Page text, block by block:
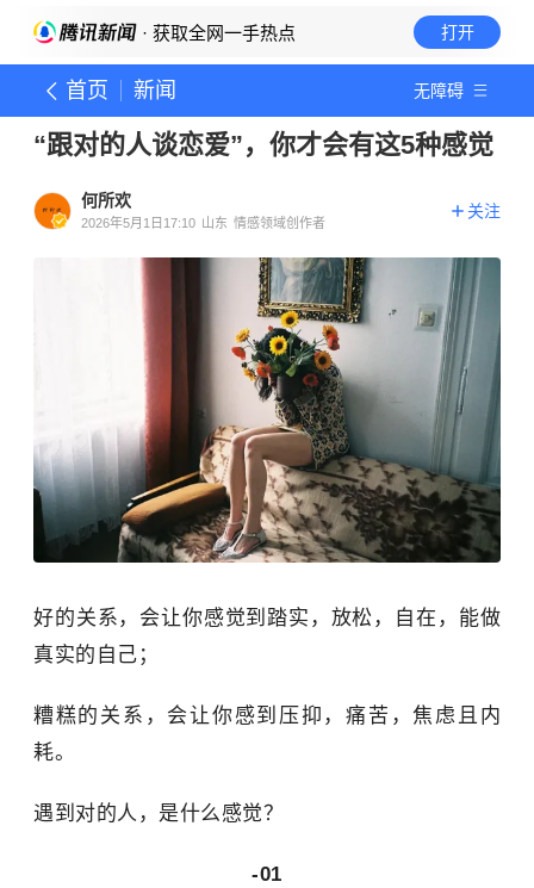
· 获取全网一手热点 打开
首页 新闻 无障碍
“跟对的人谈恋爱”，你才会有这5种感觉
何所欢
2026年5月1日17:10 山东 情感领域创作者
关注
好的关系，会让你感觉到踏实，放松，自在，能做
真实的自己；
糟糕的关系，会让你感到压抑，痛苦，焦虑且内
耗。
遇到对的人，是什么感觉？
-01